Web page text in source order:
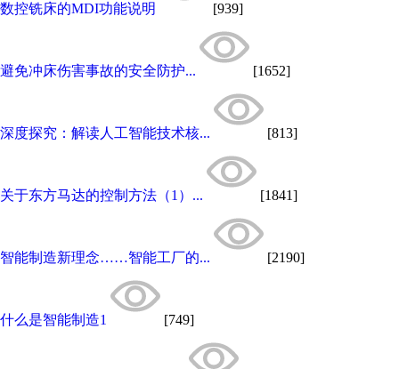
数控铣床的MDI功能说明 [939]
避免冲床伤害事故的安全防护... [1652]
深度探究：解读人工智能技术核... [813]
关于东方马达的控制方法（1）... [1841]
智能制造新理念……智能工厂的... [2190]
什么是智能制造1 [749]